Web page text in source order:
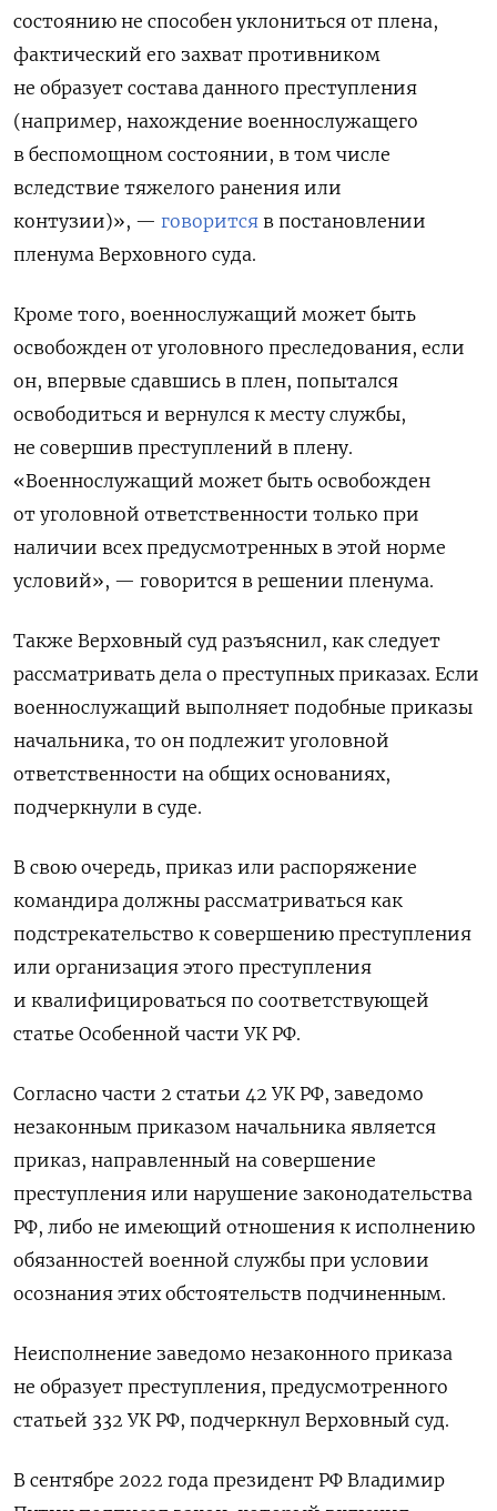
состоянию не способен уклониться от плена,
фактический его захват противником
не образует состава данного преступления
(например, нахождение военнослужащего
в беспомощном состоянии, в том числе
вследствие тяжелого ранения или
контузии)», — говорится в постановлении
пленума Верховного суда.
Кроме того, военнослужащий может быть
освобожден от уголовного преследования, если
он, впервые сдавшись в плен, попытался
освободиться и вернулся к месту службы,
не совершив преступлений в плену.
«Военнослужащий может быть освобожден
от уголовной ответственности только при
наличии всех предусмотренных в этой норме
условий», — говорится в решении пленума.
Также Верховный суд разъяснил, как следует
рассматривать дела о преступных приказах. Если
военнослужащий выполняет подобные приказы
начальника, то он подлежит уголовной
ответственности на общих основаниях,
подчеркнули в суде.
В свою очередь, приказ или распоряжение
командира должны рассматриваться как
подстрекательство к совершению преступления
или организация этого преступления
и квалифицироваться по соответствующей
статье Особенной части УК РФ.
Согласно части 2 статьи 42 УК РФ, заведомо
незаконным приказом начальника является
приказ, направленный на совершение
преступления или нарушение законодательства
РФ, либо не имеющий отношения к исполнению
обязанностей военной службы при условии
осознания этих обстоятельств подчиненным.
Неисполнение заведомо незаконного приказа
не образует преступления, предусмотренного
статьей 332 УК РФ, подчеркнул Верховный суд.
В сентябре 2022 года президент РФ Владимир